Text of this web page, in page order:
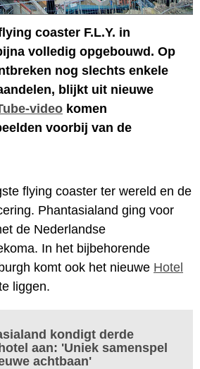
coaster F.L.Y. in
volledig opgebouwd. Op
nog slechts enkele
blijkt uit nieuwe
video komen
voorbij van de
flying coaster ter wereld en de
Phantasialand ging voor
de Nederlandse
In het bijbehorende
komt ook het nieuwe Hotel
liggen.
kondigt derde
aan: 'Uniek samenspel
achtbaan'